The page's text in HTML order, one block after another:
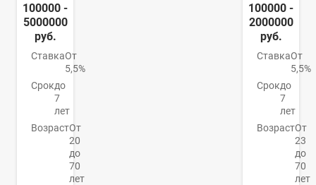
100000 -
5000000
руб.
СтавкаОт
5,5%
Срокдо
7
лет
ВозрастОт
20
до
70
лет
100000 -
2000000
руб.
СтавкаОт
5,5%
Срокдо
7
лет
ВозрастОт
23
до
70
лет